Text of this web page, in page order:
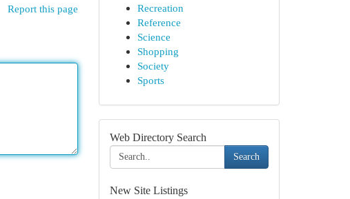
Report this page
Recreation
Reference
Science
Shopping
Society
Sports
Web Directory Search
Search
New Site Listings